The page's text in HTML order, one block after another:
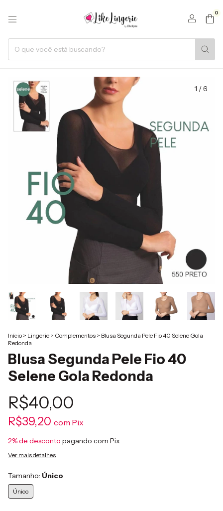
0
1 /6
Início > Lingerie > Complementos > Blusa Segunda Pele Fio 40 Selene Gola
Redonda
Blusa Segunda Pele Fio 40
Selene Gola Redonda
R$40,00
R$39,20 com Pix
2% de desconto pagando com Pix
Ver mais detalhes
Tamanho: Único
Único